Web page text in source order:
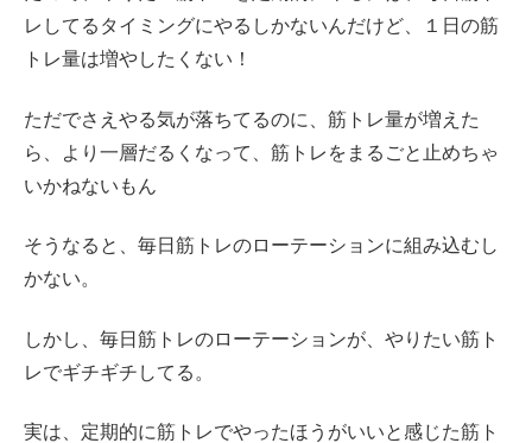
レしてるタイミングにやるしかないんだけど、１日の筋
トレ量は増やしたくない！
ただでさえやる気が落ちてるのに、筋トレ量が増えた
ら、より一層だるくなって、筋トレをまるごと止めちゃ
いかねないもん
そうなると、毎日筋トレのローテーションに組み込むし
かない。
しかし、毎日筋トレのローテーションが、やりたい筋ト
レでギチギチしてる。
実は、定期的に筋トレでやったほうがいいと感じた筋ト